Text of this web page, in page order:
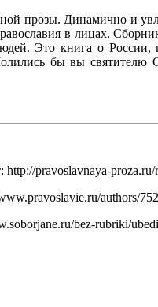
прозы. Динамично и
в лицах.
Это книга о России,
бы вы святителю
http://pravoslavnaya-
authors/
bez-rubriki/